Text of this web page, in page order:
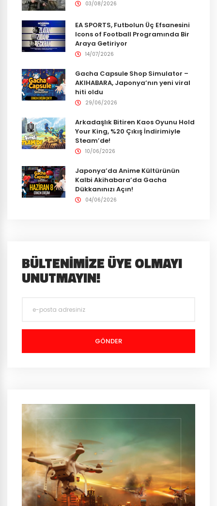
03/08/2026
EA SPORTS, Futbolun Üç Efsanesini
Icons of Football Programında Bir
Araya Getiriyor
14/07/2026
Gacha Capsule Shop Simulator –
AKIHABARA, Japonya’nın yeni viral
hiti oldu
29/06/2026
Arkadaşlık Bitiren Kaos Oyunu Hold
Your King, %20 Çıkış İndirimiyle
Steam’de!
10/06/2026
Japonya’da Anime Kültürünün
Kalbi Akihabara’da Gacha
Dükkanınızı Açın!
04/06/2026
BÜLTENIMIZE ÜYE OLMAYI
UNUTMAYIN!